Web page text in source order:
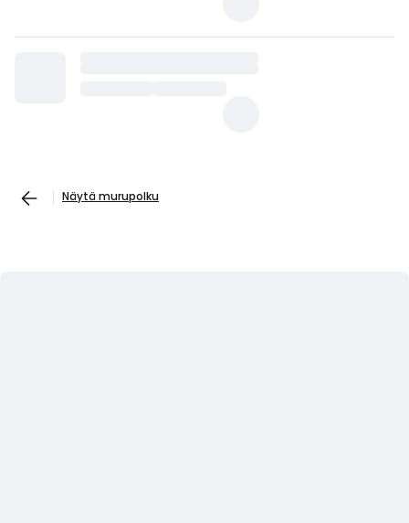
Näytä murupolku